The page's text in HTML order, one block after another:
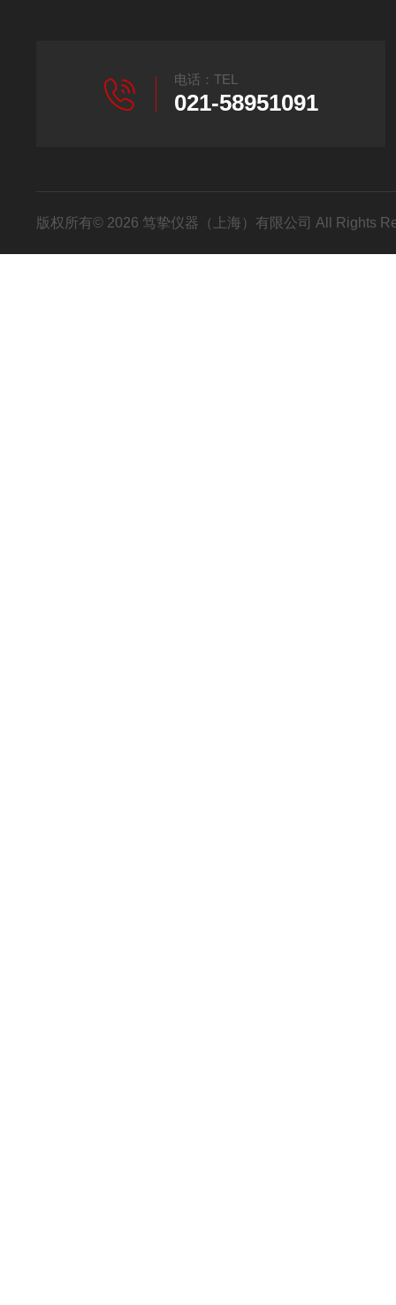
电话：TEL
021-58951091
版权所有© 2026 笃挚仪器（上海）有限公司 All Rights